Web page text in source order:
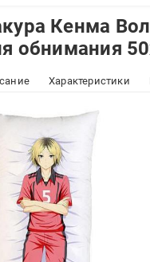
Кенма
обнимания
Характеристики